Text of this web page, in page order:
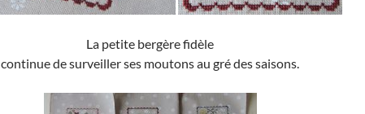
La petite bergère fidèle
continue de surveiller ses moutons au gré des saisons.